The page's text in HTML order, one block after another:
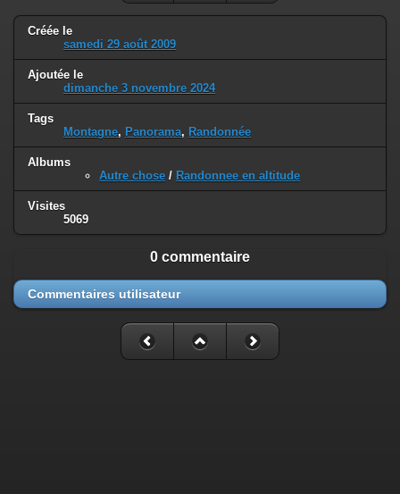
Créée le
samedi 29 août 2009
Ajoutée le
dimanche 3 novembre 2024
Tags
Montagne, Panorama, Randonnée
Albums
Autre chose / Randonnee en altitude
Visites
5069
0 commentaire
Commentaires utilisateur